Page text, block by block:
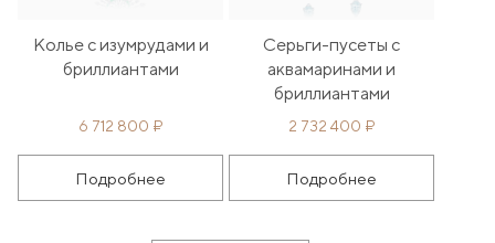
6 712 800 ₽
Колье с изумрудами и
бриллиантами
Подробнее
2 732 400 ₽
Серьги-пусеты с
аквамаринами и
бриллиантами
Подробнее